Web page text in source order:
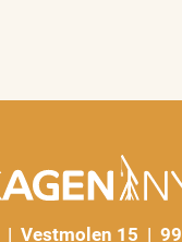
| Vestmolen 15 |